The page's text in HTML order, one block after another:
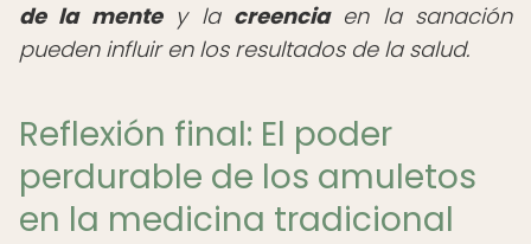
de la mentey la creenciaen la sanación
pueden influir en los resultados de la salud.
Reflexión final: El poder
perdurable de los amuletos
en la medicina tradicional